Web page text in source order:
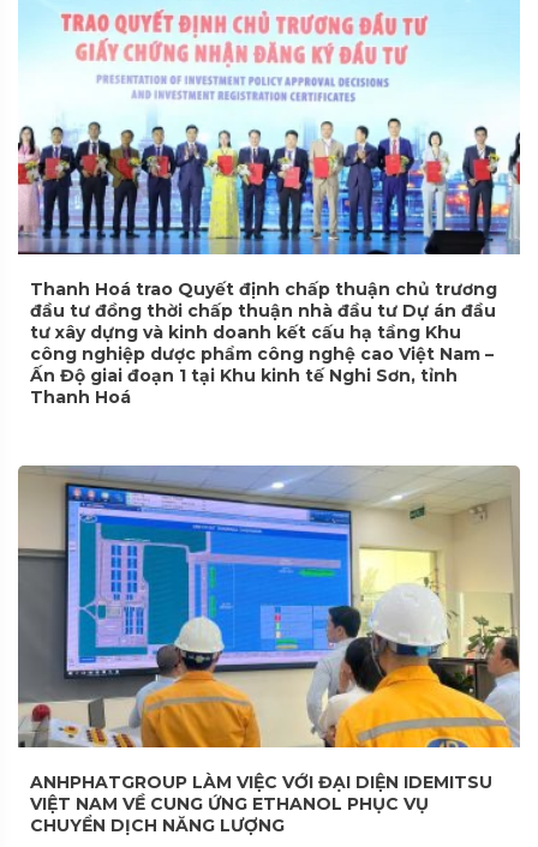
Thanh Hoá trao Quyết định chấp thuận chủ trương
đầu tư đồng thời chấp thuận nhà đầu tư Dự án đầu
tư xây dựng và kinh doanh kết cấu hạ tầng Khu
công nghiệp dược phẩm công nghệ cao Việt Nam –
Ấn Độ giai đoạn 1 tại Khu kinh tế Nghi Sơn, tỉnh
Thanh Hoá
ANHPHATGROUP LÀM VIỆC VỚI ĐẠI DIỆN IDEMITSU
VIỆT NAM VỀ CUNG ỨNG ETHANOL PHỤC VỤ
CHUYỂN DỊCH NĂNG LƯỢNG